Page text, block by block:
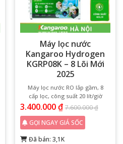
Máy lọc nước
Kangaroo Hydrogen
KGRP08K – 8 Lõi Mới
2025
Máy lọc nước RO lắp gầm, 8
cấp lọc, công suất 20 lít/giờ
3.400.000₫ 7.600.000₫
GỌI NGAY GIÁ SỐC
Đã bán: 3,1K